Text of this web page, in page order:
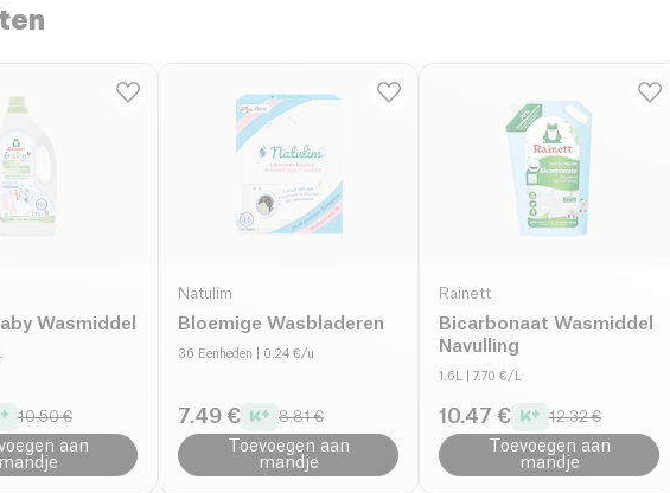
Wasmiddel
10.50 €
aan
mandje
Natulim
Bloemige Wasbladeren
36 Eenheden | 0.24 €/u
7.49 € 8.81 €
Toevoegen aan
mandje
Rainett
Bicarbonaat Wasmiddel
Navulling
1.6L | 7.70 €/L
10.47 € 12.32 €
Toevoegen aan
mandje